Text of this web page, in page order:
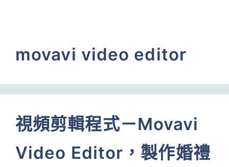
movavi video editor
視頻剪輯程式－Movavi
Video Editor，製作婚禮